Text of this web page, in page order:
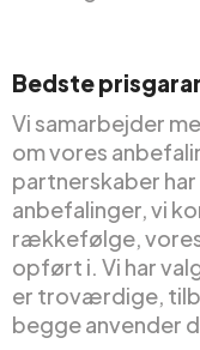
Bedste
Vi samarbejder
om vores
partnerskaber
anbefalinger, vi
rækkefølge,
opført i. Vi har
er troværdige,
begge anvender